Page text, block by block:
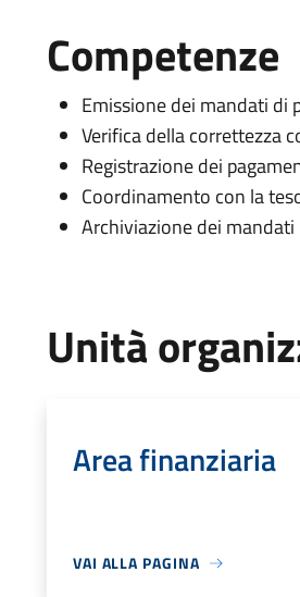
Competenze
Emissione dei mandati di
Verifica della correttezza
Registrazione dei
Coordinamento con la
Archiviazione dei mandati
Unità
Area finanziaria
VAI ALLA PAGINA